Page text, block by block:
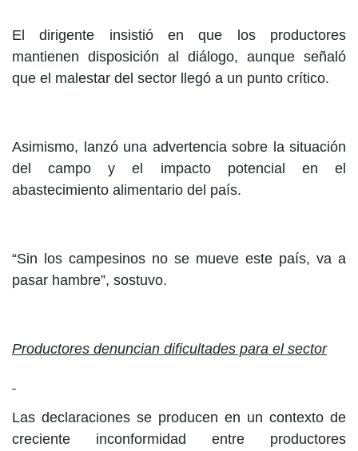
El dirigente insistió en que los productores
mantienen disposición al diálogo, aunque señaló
que el malestar del sector llegó a un punto crítico.
Asimismo, lanzó una advertencia sobre la situación
del campo y el impacto potencial en el
abastecimiento alimentario del país.
“Sin los campesinos no se mueve este país, va a
pasar hambre”, sostuvo.
Productores denuncian dificultades para el sector
Las declaraciones se producen en un contexto de
creciente inconformidad entre productores